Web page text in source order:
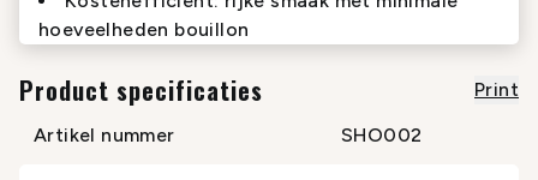
hoeveelheden bouillon
Product specificaties
Print
Artikel nummer
SHO002